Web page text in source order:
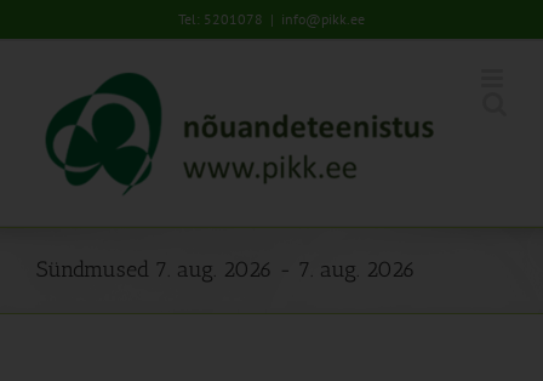
to
Tel: 5201078 | info@pikk.ee
Sündmused 7. aug. 2026 - 7. aug. 2026